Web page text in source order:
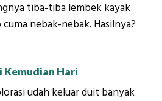
tiba-tiba lembek kayak
nebak-nebak. Hasilnya?
Kemudian Hari
udah keluar duit banyak